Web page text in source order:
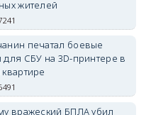
жителей
печатал боевые
СБУ на 3D-принтере в
вражеский БПЛА убил